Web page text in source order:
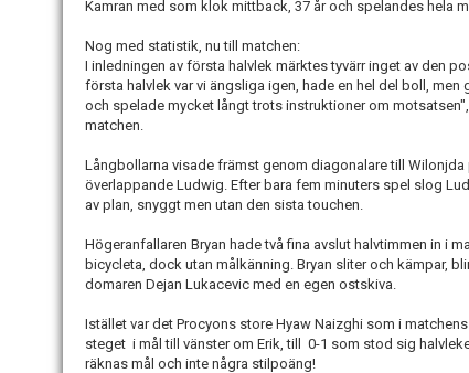
Kamran med som klok mittback, 37 år och spelandes hela
Nog med statistik, nu till matchen:
I inledningen av första halvlek märktes tyvärr inget av den
första halvlek var vi ängsliga igen, hade en hel del boll,
och spelade mycket långt trots instruktioner om
matchen.
Långbollarna visade främst genom diagonalare till
överlappande Ludwig. Efter bara fem minuters spel slog
av plan, snyggt men utan den sista touchen.
Högeranfallaren Bryan hade två fina avslut halvtimmen in i
bicycleta, dock utan målkänning. Bryan sliter och kämpar,
domaren Dejan Lukacevic med en egen ostskiva.
Istället var det Procyons store Hyaw Naizghi som i
steget i mål till vänster om Erik, till 0-1 som stod sig
räknas mål och inte några stilpoäng!